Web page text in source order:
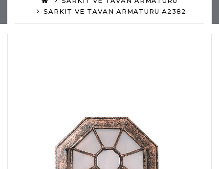
SARKIT VE TAVAN ARMATÜRÜ A2382